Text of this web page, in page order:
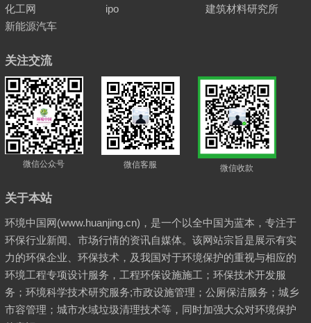
化工网
ipo
建筑材料研究所
新能源汽车
关注交流
微信公众号 微信客服 微信收款
关于本站
环境中国网(www.huanjing.cn)，是一个以全中国为蓝本，专注于
环保行业新闻、市场行情的资讯自媒体。该网站宗旨是展示有实
力的环保企业、环保技术，及我国对于环境保护的重视与相应的
环境工程专项设计服务，工程环保设施施工；环保技术开发服
务；环境科学技术研究服务;市政设施管理；公厕保洁服务；城乡
市容管理；城市水域垃圾清理技术等，同时加强大众对环境保护